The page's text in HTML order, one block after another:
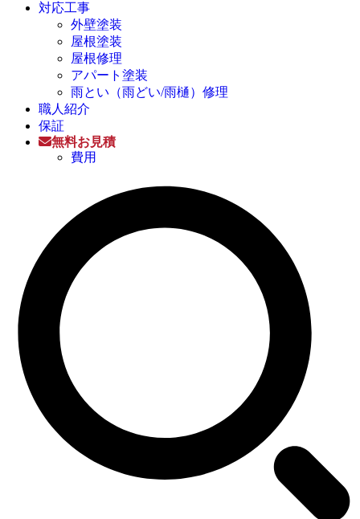
対応工事
外壁塗装
屋根塗装
屋根修理
アパート塗装
雨とい（雨どい/雨樋）修理
職人紹介
保証
無料お見積
費用